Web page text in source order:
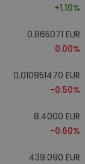
+1.10%
0.865071 EUR
0.00%
0.010951470 EUR
-0.50%
8.4000 EUR
-0.60%
439.090 EUR